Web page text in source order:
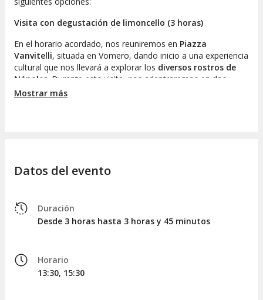
Visita con degustación de limoncello (3 horas)
En el horario acordado, nos reuniremos en Piazza
Vanvitelli, situada en Vomero, dando inicio a una experiencia
cultural que nos llevará a explorar los diversos rostros de
Nápoles . Durante esta visita, nos adentraremos en dos
barrios emblemáticos y contrastantes:
pasear por sus calles hasta alcanzar las escaleras de
ideal para tomar fotos!
A lo largo de nuestro recorrido, nos detendremos en una de
frasquito de 100 ml de limoncello artesanal
más jóvenes, habrá una opción sin alcohol.
Mostrar más
Datos del evento
Duración
Desde 3 horas hasta 3 horas y 45 minutos
Horario
13:30, 15:30